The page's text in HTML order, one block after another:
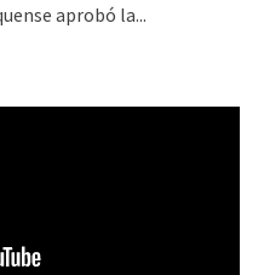
aprobó la...